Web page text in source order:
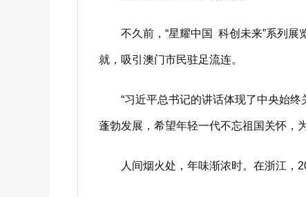
不久前，“星耀中国 科创未来”系列展
就，吸引澳门市民驻足流连。
“习近平总书记的讲话体现了中央始终
蓬勃发展，希望年轻一代不忘祖国关怀，
人间烟火处，年味渐浓时。在浙江，